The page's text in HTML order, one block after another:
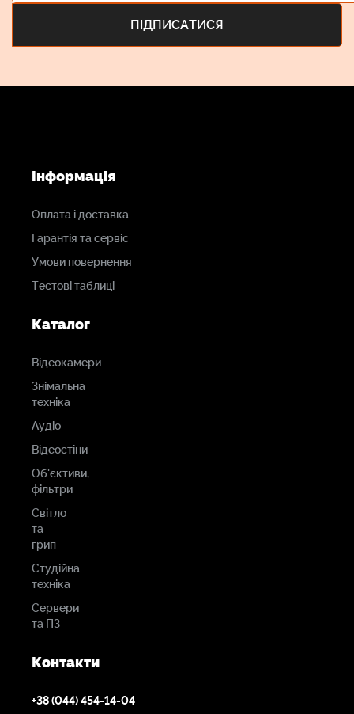
Інформація
Оплата і доставка
Гарантія та сервіс
Умови повернення
Тестові таблиці
Каталог
Відеокамери
Знімальна
техніка
Аудіо
Відеостіни
Об'єктиви,
фільтри
Світло
та
грип
Студійна
техніка
Сервери
та ПЗ
Контакти
+38 (044) 454-14-04